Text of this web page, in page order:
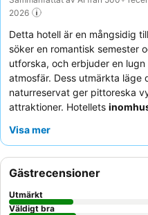
2026
Detta hotell är en mångsidig
söker en romantisk semester
utforska, och erbjuder en
atmosfär. Dess utmärkta läge
naturreservat ger pittoreska
attraktioner. Hotellets
konsekvent högt beröm för
och utmärkta
besökakallbadhuset
Visa mer
Gästrecensioner
Utmärkt
Väldigt bra